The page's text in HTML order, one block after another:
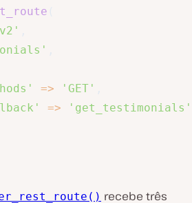
=> 'GET'
=>
'get_testimonials'
recebe três